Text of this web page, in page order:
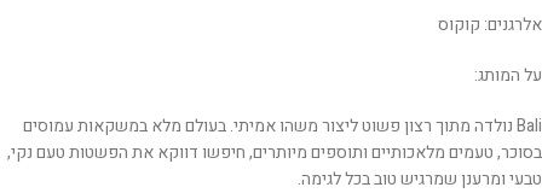
אלרגנים: קוקוס
על המותג:
Bali נולדה מתוך רצון פשוט ליצור משהו אמיתי. בעולם מלא במשקאות עמוסים
בסוכר, טעמים מלאכותיים ותוספים מיותרים, חיפשו דווקא את הפשטות טעם נקי,
טבעי ומרענן שמרגיש טוב בכל לגימה.